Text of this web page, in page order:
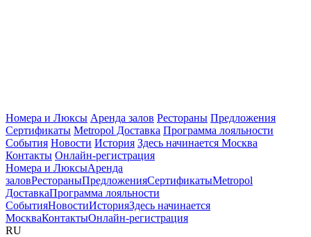
Номера и Люксы Аренда залов Рестораны Предложения
Сертификаты Metropol Доставка Программа лояльности
События Новости История Здесь начинается Москва
Контакты Онлайн-регистрация
Номера и ЛюксыАренда
заловРестораныПредложенияСертификатыMetropol
ДоставкаПрограмма лояльности
СобытияНовостиИсторияЗдесь начинается
МоскваКонтактыОнлайн-регистрация
RU